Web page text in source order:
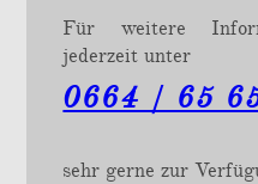
Für weitere
jederzeit unter
0664 / 65
sehr gerne zur